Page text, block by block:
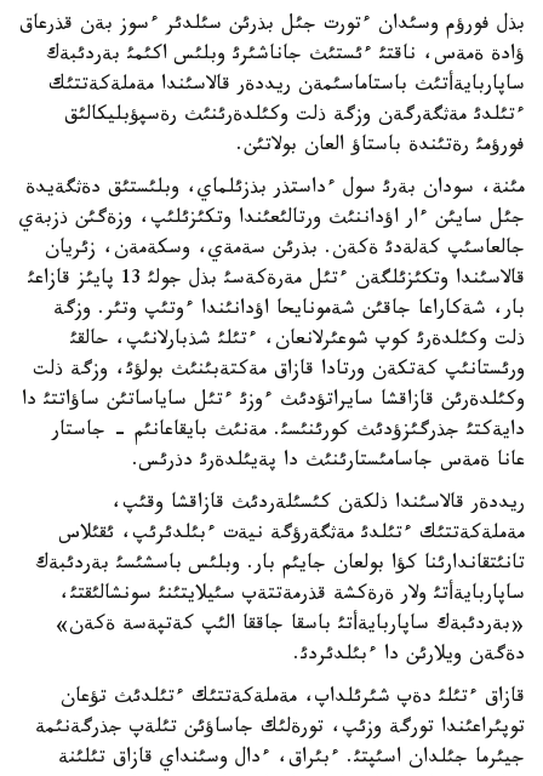
بذل فورؤم وسئدان ءتورت جئل بذرئن سئلدئر ءسوز بةن قذرعاق
ؤادة ةمةس، ناقتئ ءئستئث جاناشئرئ وبلئس اكئمئ بةردئبةك
ساپاربايةأتئث باستاماسئمةن ريددةر قالاسئندا مةملةكةتتئك
ءتئلدئ مةثگةرگةن وزگة ذلت وكئلدةرئنئث رةسپؤبليكالئق
فورؤمئ رةتئندة باستاؤ العان بولاتئن.
مئنة، سودان بةرئ سول ءداستذر بذزئلماي، وبلئستئق دةثگةيدة
جئل سايئن ءار اؤداننئث ورتالئعئندا وتكئزئلئپ، وزةگئن ذزبةي
جالعاسئپ كةلةدئ ةكةن. بذرئن سةمةي، وسكةمةن، زئريان
قالاسئندا وتكئزئلگةن ءتئل مةرةكةسئ بذل جولئ 13 پايئز قازاعئ
بار، شةكاراعا جاقئن شةمونايحا اؤدانئندا ءوتئپ وتئر. وزگة
ذلت وكئلدةرئ كوپ شوعئرلانعان، ءتئلئ شذبارلانئپ، حالقئ
ورئستانئپ كةتكةن ورتادا قازاق مةكتةبئنئث بولؤئ، وزگة ذلت
وكئلدةرئن قازاقشا سايراتؤدئث ءوزئ ءتئل ساياساتئن ساؤاتتئ دا
دايةكتئ جذرگئزؤدئث كورئنئسئ. مةنئث بايقاعانئم - جاستار
عانا ةمةس جاسامئستارئنئث دا پةيئلدةرئ دذرئس.
ريددةر قالاسئندا ذلكةن كئسئلةردئث قازاقشا وقئپ،
مةملةكةتتئك ءتئلدئ مةثگةرؤگة نيةت ءبئلدئرئپ، ئقئلاس
تانئتقاندارئنا كؤا بولعان جايئم بار. وبلئس باسشئسئ بةردئبةك
ساپاربايةأتئ ولار ةرةكشة قذرمةتتةپ سئيلايتئنئ سونشالئقتئ،
«بةردئبةك ساپاربايةأتئ باسقا جاققا الئپ كةتپةسة ةكةن»
دةگةن ويلارئن دا ءبئلدئردئ.
قازاق ءتئلئ دةپ شئرئلداپ، مةملةكةتتئك ءتئلدئث تؤعان
توپئراعئندا تورگة وزئپ، تورةلئك جاساؤئن تئلةپ جذرگةنئمة
جيئرما جئلدان اسئپتئ. ءبئراق، ءدال وسئنداي قازاق تئلئنة